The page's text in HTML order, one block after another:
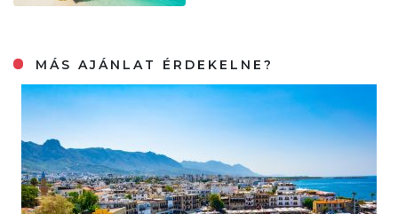
MÁS AJÁNLAT ÉRDEKELNE?